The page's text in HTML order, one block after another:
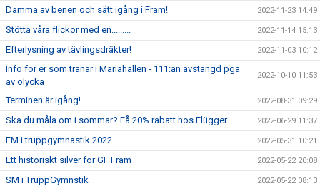
Damma av benen och sätt igång i Fram! 2022-11-23 14:49
Stötta våra flickor med en......... 2022-11-14 15:13
Efterlysning av tävlingsdräkter! 2022-11-03 10:12
Info för er som tränar i Mariahallen - 111:an avstängd pga
av olycka
2022-10-10 11:53
Terminen är igång! 2022-08-31 09:29
Ska du måla om i sommar? Få 20% rabatt hos Flügger. 2022-06-29 11:37
EM i truppgymnastik 2022 2022-05-31 10:21
Ett historiskt silver för GF Fram 2022-05-22 20:08
SM i TruppGymnstik 2022-05-22 08:13